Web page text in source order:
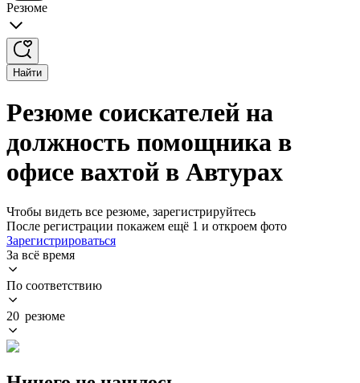
Резюме
Найти
Резюме соискателей на
должность помощника в
офисе вахтой в Автурах
Чтобы видеть все резюме, зарегистрируйтесь
После регистрации покажем ещё 1 и откроем фото
Зарегистрироваться
За всё время
По соответствию
20 резюме